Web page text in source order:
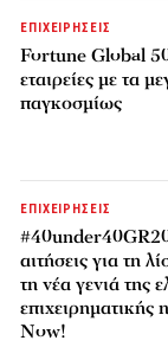
ΕΠΙΧΕΙΡΗΣΕΙΣ
Fortune Global
εταιρείες με τα
παγκοσμίως
ΕΠΙΧΕΙΡΗΣΕΙΣ
αιτήσεις για τη
τη νέα γενιά της
Now!